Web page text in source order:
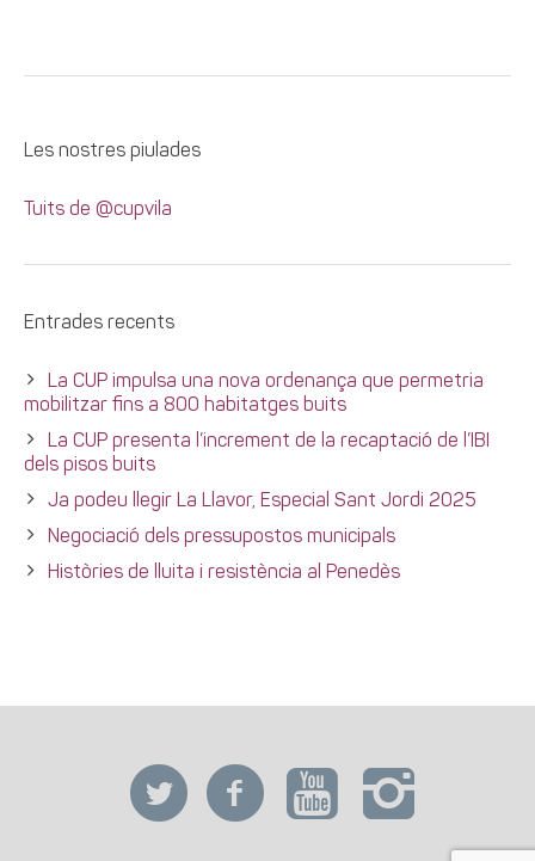
Les nostres piulades
Tuits de @cupvila
Entrades recents
La CUP impulsa una nova ordenança que permetria
mobilitzar fins a 800 habitatges buits
La CUP presenta l’increment de la recaptació de l’IBI
dels pisos buits
Ja podeu llegir La Llavor, Especial Sant Jordi 2025
Negociació dels pressupostos municipals
Històries de lluita i resistència al Penedès